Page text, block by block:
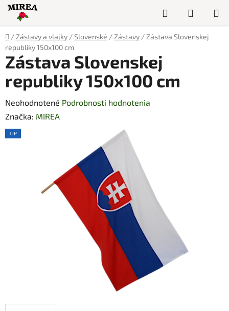
Prejsť
obsah
Hľadať
KOŠÍK
Domov
/ Zástavy a vlajky /Slovenské / Zástavy / Zástava Slovenskej
republiky 150x100 cm
Zástava Slovenskej
republiky 150x100 cm
Priemerné
hodnotenie
produktu
Neohodnotené Podrobnosti hodnotenia
Značka: MIREA
TIP